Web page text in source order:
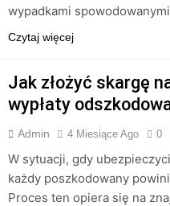
wypadkami
Czytaj więcej
Jak złożyć skargę
wypłaty
Admin 4 Miesiące Ago 0
W sytuacji, gdy
każdy poszkodowany
Proces ten opiera się na